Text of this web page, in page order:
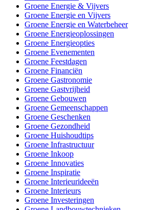
Groene Energie & Vijvers
Groene Energie en Vijvers
Groene Energie en Waterbeheer
Groene Energieoplossingen
Groene Energieopties
Groene Evenementen
Groene Feestdagen
Groene Financiën
Groene Gastronomie
Groene Gastvrijheid
Groene Gebouwen
Groene Gemeenschappen
Groene Geschenken
Groene Gezondheid
Groene Huishoudtips
Groene Infrastructuur
Groene Inkoop
Groene Innovaties
Groene Inspiratie
Groene Interieurideeën
Groene Interieurs
Groene Investeringen